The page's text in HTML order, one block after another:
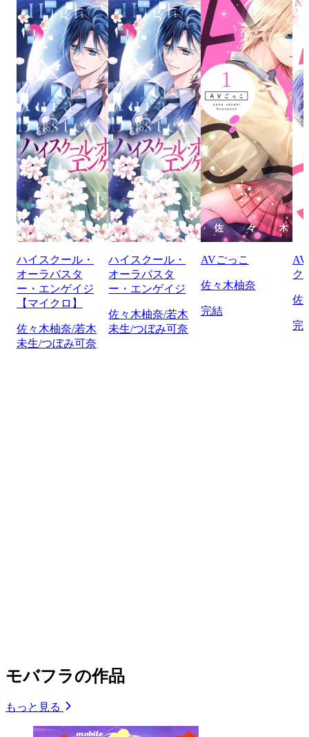
ハイスクール・
オーラバスタ
ー・エンゲイジ
【マイクロ】
佐々木柚奈/若木
未生/つぼみ可奈
ハイスクール・
オーラバスタ
ー・エンゲイジ
佐々木柚奈/若木
未生/つぼみ可奈
AVごっこ
佐々木柚奈
完結
ク
佐
完
モバフラの作品
もっと見る